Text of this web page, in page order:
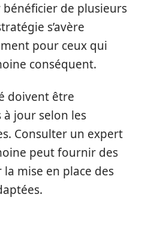
bénéficier de plusieurs
s’avère
pour ceux qui
conséquent.
doivent être
jour selon les
Consulter un expert
peut fournir des
mise en place des